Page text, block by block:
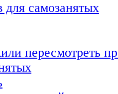
пересмотреть